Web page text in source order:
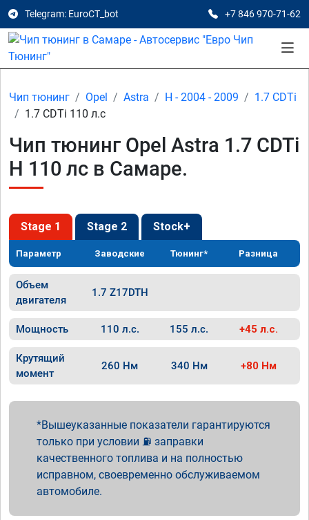
Telegram: EuroCT_bot +7 846 970-71-62
Чип тюнинг Opel Astra H - 2004 - 2009
1.7 CDTi
1.7 CDTi 110 л.с
Чип тюнинг Opel Astra 1.7 CDTi
H 110 лс в Самаре.
Stage 1 Stage 2 Stock+
Параметр Заводские Тюнинг* Разница
Объем
двигателя
1.7 Z17DTH
Мощность 110 л.с. 155 л.с. +45 л.с.
Крутящий
момент
260 Нм 340 Нм +80 Нм
Вышеуказанные показатели гарантируются
только при условии ⛽ заправки
качественного топлива и на полностью
исправном, своевременно обслуживаемом
автомобиле.